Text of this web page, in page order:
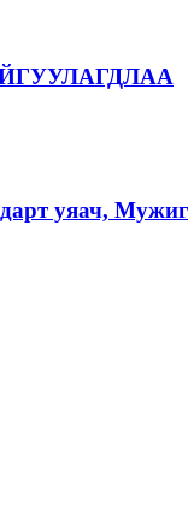
уяач, Мужиг